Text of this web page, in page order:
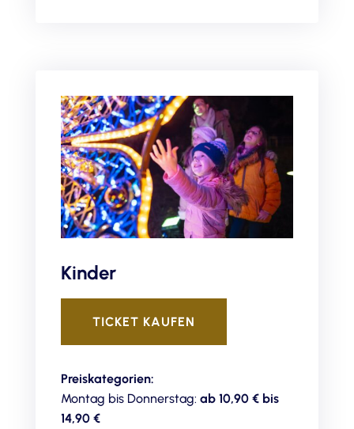
Kinder
TICKET KAUFEN
Preiskategorien:
Montag bis Donnerstag: ab 10,90 € bis
14,90 €